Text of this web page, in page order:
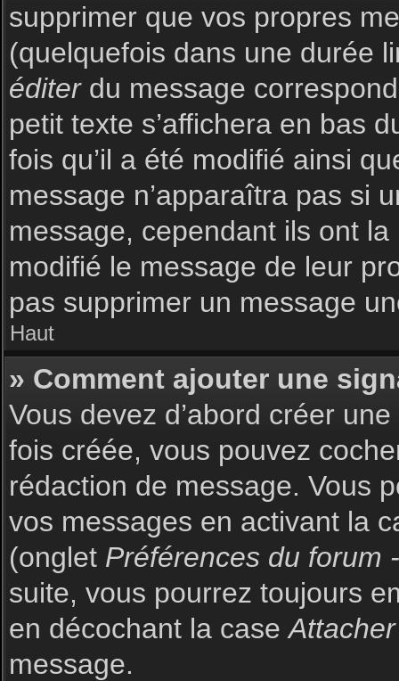
supprimer que vos propres
(quelquefois dans une durée
éditerdu message
petit texte s’affichera en bas
fois qu’il a été modifié ainsi
message n’apparaîtra pas si
message, cependant ils ont
modifié le message de leur
pas supprimer un message
Haut
» Comment ajouter une
Vous devez d’abord créer
fois créée, vous pouvez
rédaction de message. Vous
vos messages en activant la
(onglet Préférences du forum
suite, vous pourrez toujours
en décochant la case
message.